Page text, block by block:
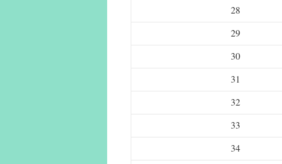
28
29
30
31
32
33
34